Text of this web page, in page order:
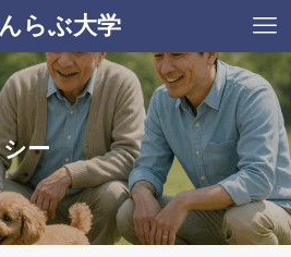
らぶ大学
ー